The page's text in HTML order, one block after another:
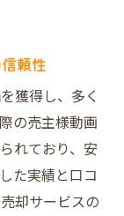
頼性
獲得し、多く
の売主様動画
れており、安
た実績と口コ
却サービスの